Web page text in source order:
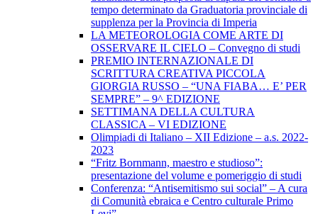
tempo determinato da Graduatoria provinciale di
supplenza per la Provincia di Imperia
LA METEOROLOGIA COME ARTE DI
OSSERVARE IL CIELO – Convegno di studi
PREMIO INTERNAZIONALE DI
SCRITTURA CREATIVA PICCOLA
GIORGIA RUSSO – “UNA FIABA… E’ PER
SEMPRE” – 9^ EDIZIONE
SETTIMANA DELLA CULTURA
CLASSICA – VI EDIZIONE
Olimpiadi di Italiano – XII Edizione – a.s. 2022-
2023
“Fritz Bornmann, maestro e studioso”:
presentazione del volume e pomeriggio di studi
Conferenza: “Antisemitismo sui social” – A cura
di Comunità ebraica e Centro culturale Primo